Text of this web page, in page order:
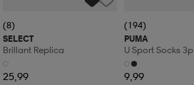
(8)
SELECT
Brillant Replica
25,99
(194)
PUMA
U Sport Socks 3p
9,99